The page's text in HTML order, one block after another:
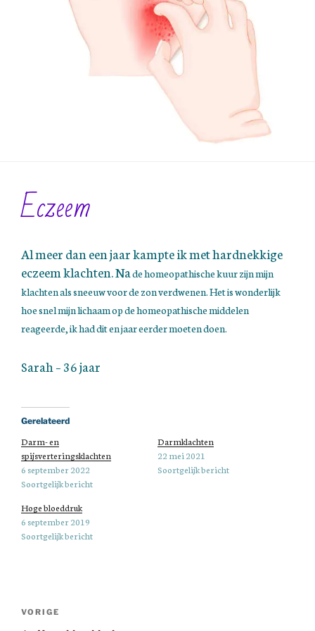
Eczeem
Al meer dan een jaar kampte ik met hardnekkige
eczeem klachten. Nade homeopathische kuur zijn mijn
klachten als sneeuw voor de zon verdwenen.Het is wonderlijk
hoe snel mijn lichaam op de homeopathische middelen
reageerde, ik had dit en jaar eerder moeten doen.
Sarah – 36 jaar
Gerelateerd
Darm- en
spijsverteringsklachten
6 september 2022
Soortgelijk bericht
Darmklachten
22 mei 2021
Soortgelijk bericht
Hoge bloeddruk
6 september 2019
Soortgelijk bericht
navigatie
Vorig
VORIGE